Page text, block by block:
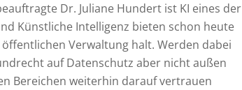
Dr. Juliane Hundert ist KI eines der
Künstliche Intelligenz bieten schon heute
Verwaltung halt. Werden dabei
auf Datenschutz aber nicht außen
Bereichen weiterhin darauf vertrauen